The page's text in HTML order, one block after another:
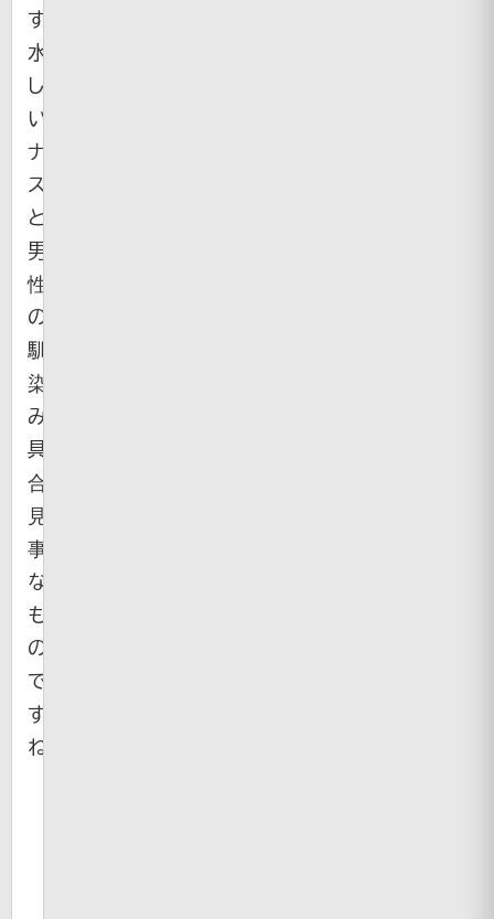
す。
水々
し
い
ナ
ス
と
男
性
の
馴
染
み
具
合、
見
事
な
も
の
で
す
ね。